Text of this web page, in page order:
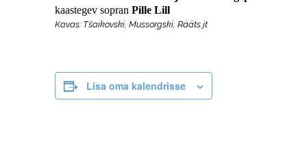
kaastegev sopran Pille Lill
Kavas: Tšaikovski, Mussorgski, Rääts jt
Lisa oma kalendrisse